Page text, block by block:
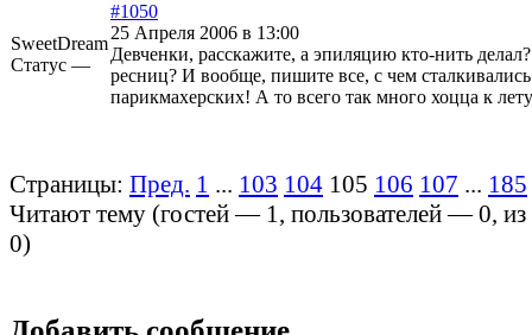
SweetDream
Статус —
#1050
25 Апреля 2006 в 13:00
Девченки, расскажите, а эпиляцию кто-нить
ресниц? И вообще, пишите все, с чем
парикмахерских! А то всего так много хоцца к
Страницы: Пред. 1 ... 103 104 105 106 107 ... 185
Читают тему (гостей — 1, пользователей —0,
0)